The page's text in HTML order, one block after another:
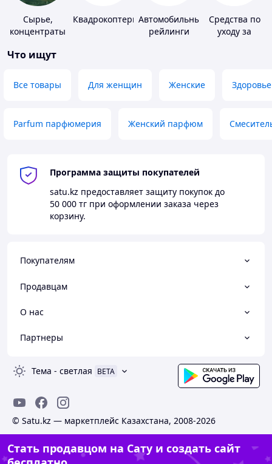
Сырье,
концентраты
алкогольной
КвадрокоптерыАвтомобильные
рейлинги
Средства по
уходу за
Что ищут
Все товары Для женщин Женские Здоровье
Parfum парфюмерия Женский парфюм
Программа защиты покупателей
satu.kz предоставляет защиту покупок до
50 000 тг при оформлении заказа через
корзину.
Покупателям
Продавцам
О нас
Партнеры
Тема - светлая BETA
© Satu.kz — маркетплейс Казахстана, 2008-2026
Стать продавцом на Сату и создать сайт